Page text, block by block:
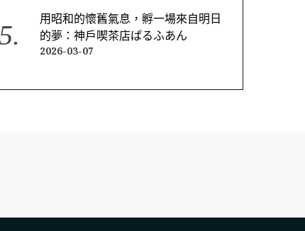
用昭和的懷舊氣息，孵一場來自明日
的夢：神戶喫茶店ぱるふあん
2026-03-07